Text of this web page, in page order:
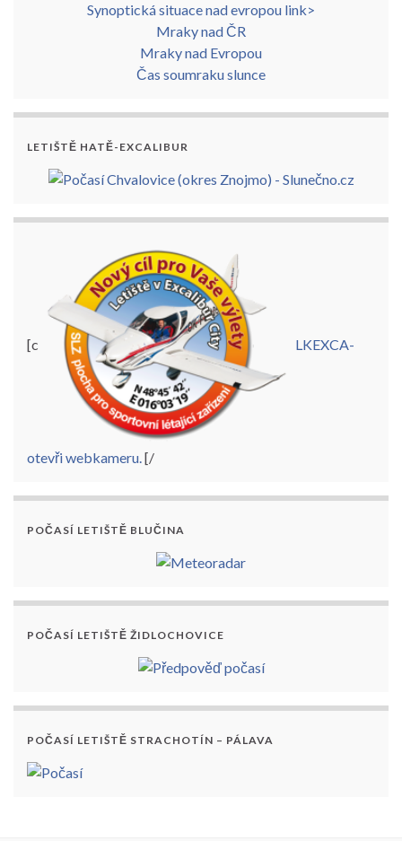
Synoptická situace nad evropou link>
Mraky nad ČR
Mraky nad Evropou
Čas soumraku slunce
LETIŠTĚ HATĚ-EXCALIBUR
[c LKEXCA-
otevři webkameru.[/
POČASÍ LETIŠTĚ BLUČINA
POČASÍ LETIŠTĚ ŽIDLOCHOVICE
POČASÍ LETIŠTĚ STRACHOTÍN – PÁLAVA